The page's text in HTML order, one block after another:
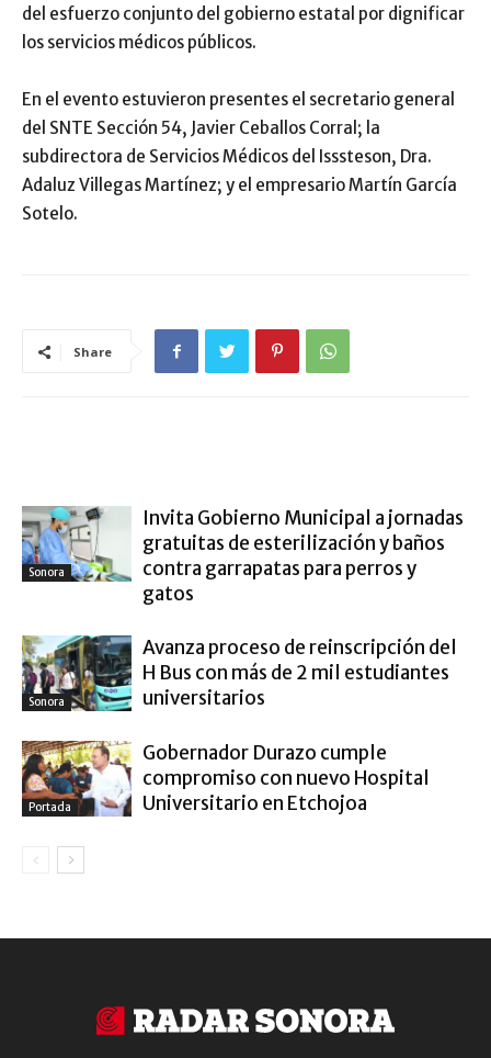
del esfuerzo conjunto del gobierno estatal por dignificar
los servicios médicos públicos.
En el evento estuvieron presentes el secretario general
del SNTE Sección 54, Javier Ceballos Corral; la
subdirectora de Servicios Médicos del Isssteson, Dra.
Adaluz Villegas Martínez; y el empresario Martín García
Sotelo.
Share
Sonora
Invita Gobierno Municipal a jornadas
gratuitas de esterilización y baños
contra garrapatas para perros y
gatos
Sonora
Avanza proceso de reinscripción del
H Bus con más de 2 mil estudiantes
universitarios
Portada
Gobernador Durazo cumple
compromiso con nuevo Hospital
Universitario en Etchojoa